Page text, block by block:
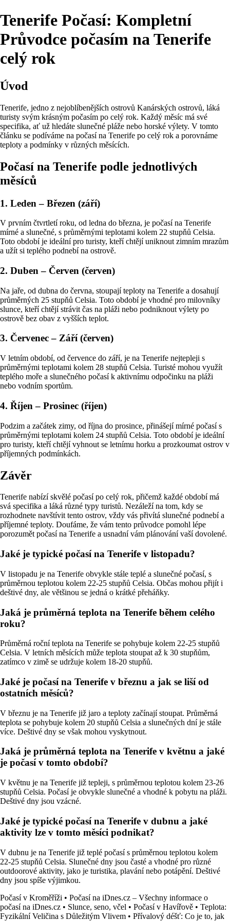
Tenerife Počasí: Kompletní
Průvodce počasím na Tenerife
celý rok
Úvod
Tenerife, jedno z nejoblíbenějších ostrovů Kanárských ostrovů, láká
turisty svým krásným počasím po celý rok. Každý měsíc má své
specifika, ať už hledáte slunečné pláže nebo horské výlety. V tomto
článku se podíváme na počasí na Tenerife po celý rok a porovnáme
teploty a podmínky v různých měsících.
Počasí na Tenerife podle jednotlivých
měsíců
1. Leden – Březen (září)
V prvním čtvrtletí roku, od ledna do března, je počasí na Tenerife
mírné a slunečné, s průměrnými teplotami kolem 22 stupňů Celsia.
Toto období je ideální pro turisty, kteří chtějí uniknout zimním mrazům
a užít si teplého podnebí na ostrově.
2. Duben – Červen (červen)
Na jaře, od dubna do června, stoupají teploty na Tenerife a dosahují
průměrných 25 stupňů Celsia. Toto období je vhodné pro milovníky
slunce, kteří chtějí strávit čas na pláži nebo podniknout výlety po
ostrově bez obav z vyšších teplot.
3. Červenec – Září (červen)
V letním období, od července do září, je na Tenerife nejtepleji s
průměrnými teplotami kolem 28 stupňů Celsia. Turisté mohou využít
teplého moře a slunečného počasí k aktivnímu odpočinku na pláži
nebo vodním sportům.
4. Říjen – Prosinec (říjen)
Podzim a začátek zimy, od října do prosince, přinášejí mírné počasí s
průměrnými teplotami kolem 24 stupňů Celsia. Toto období je ideální
pro turisty, kteří chtějí vyhnout se letnímu horku a prozkoumat ostrov v
příjemných podmínkách.
Závěr
Tenerife nabízí skvělé počasí po celý rok, přičemž každé období má
svá specifika a láká různé typy turistů. Nezáleží na tom, kdy se
rozhodnete navštívit tento ostrov, vždy vás přivítá slunečné podnebí a
příjemné teploty. Doufáme, že vám tento průvodce pomohl lépe
porozumět počasí na Tenerife a usnadní vám plánování vaší dovolené.
Jaké je typické počasí na Tenerife v listopadu?
V listopadu je na Tenerife obvykle stále teplé a slunečné počasí, s
průměrnou teplotou kolem 22-25 stupňů Celsia. Občas mohou přijít i
deštivé dny, ale většinou se jedná o krátké přeháňky.
Jaká je průměrná teplota na Tenerife během celého
roku?
Průměrná roční teplota na Tenerife se pohybuje kolem 22-25 stupňů
Celsia. V letních měsících může teplota stoupat až k 30 stupňům,
zatímco v zimě se udržuje kolem 18-20 stupňů.
Jaké je počasí na Tenerife v březnu a jak se liší od
ostatních měsíců?
V březnu je na Tenerife již jaro a teploty začínají stoupat. Průměrná
teplota se pohybuje kolem 20 stupňů Celsia a slunečných dní je stále
více. Deštivé dny se však mohou vyskytnout.
Jaká je průměrná teplota na Tenerife v květnu a jaké
je počasí v tomto období?
V květnu je na Tenerife již tepleji, s průměrnou teplotou kolem 23-26
stupňů Celsia. Počasí je obvykle slunečné a vhodné k pobytu na pláži.
Deštivé dny jsou vzácné.
Jaké je typické počasí na Tenerife v dubnu a jaké
aktivity lze v tomto měsíci podnikat?
V dubnu je na Tenerife již teplé počasí s průměrnou teplotou kolem
22-25 stupňů Celsia. Slunečné dny jsou časté a vhodné pro různé
outdoorové aktivity, jako je turistika, plavání nebo potápění. Deštivé
dny jsou spíše výjimkou.
Počasí v Kroměříži • Počasí na iDnes.cz – Všechny informace o
počasí na iDnes.cz • Slunce, seno, včel • Počasí v Havířově • Teplota:
Fyzikální Veličina s Důležitým Vlivem • Přívalový déšť: Co je to, jak